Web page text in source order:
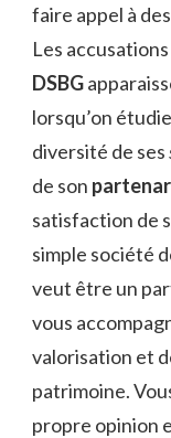
faire appel à
Les
DSBG
lorsqu’on
diversité de ses
de son
satisfaction de
simple société
veut être un
vous
valorisation et
patrimoine.
propre opinion